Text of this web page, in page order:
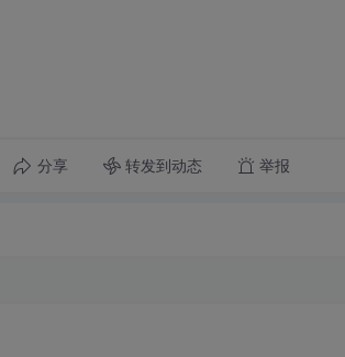
分享 转发到动态 举报